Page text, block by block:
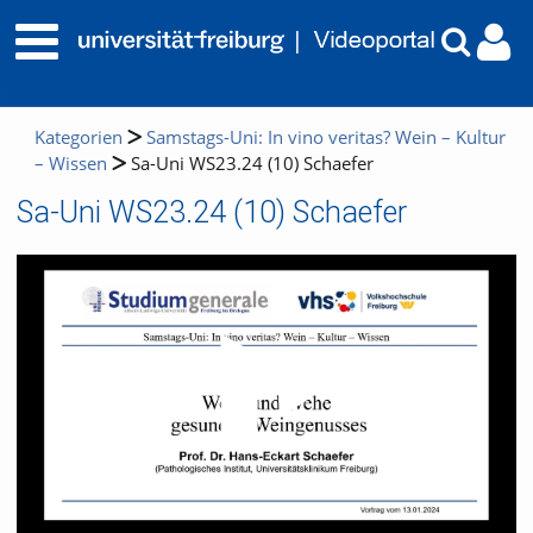
Kategorien
Samstags-Uni: In vino veritas? Wein – Kultur
– Wissen
Sa-Uni WS23.24 (10) Schaefer
Sa-Uni WS23.24 (10) Schaefer